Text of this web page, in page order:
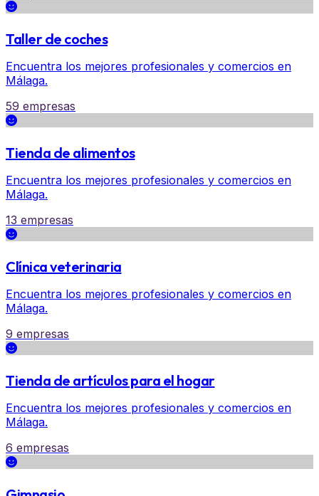
Taller de coches
Encuentra los mejores profesionales y comercios en
Málaga.
59 empresas
Tienda de alimentos
Encuentra los mejores profesionales y comercios en
Málaga.
13 empresas
Clínica veterinaria
Encuentra los mejores profesionales y comercios en
Málaga.
9 empresas
Tienda de artículos para el hogar
Encuentra los mejores profesionales y comercios en
Málaga.
6 empresas